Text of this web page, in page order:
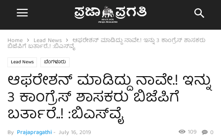
Home Lead News ಆಫರೇಶನ್​ ಮಾಡಿದ್ದು ನಾವೇ.! ಇನ್ನು 3 ಕಾಂಗ್ರೆಸ್​ ಶಾಸಕರು
ಬಿಜೆಪಿಗೆ ಬರ್ತಾರೆ..! :ಬಿಎಸ್​​ವೈ
Lead News ಬೆಂಗಳೂರು
ಆಫರೇಶನ್​ ಮಾಡಿದ್ದು ನಾವೇ.! ಇನ್ನು
3 ಕಾಂಗ್ರೆಸ್​ ಶಾಸಕರು ಬಿಜೆಪಿಗೆ
ಬರ್ತಾರೆ..! :ಬಿಎಸ್​​ವೈ
By Prajapragathi- July 16, 2019 0
109